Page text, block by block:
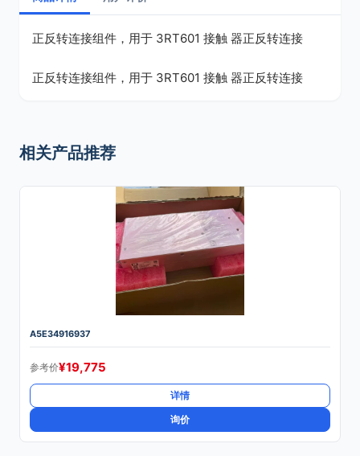
正反转连接组件，用于 3RT601 接触 器正反转连接
正反转连接组件，用于 3RT601 接触 器正反转连接
相关产品推荐
A5E34916937
参考价¥19,775
详情
询价